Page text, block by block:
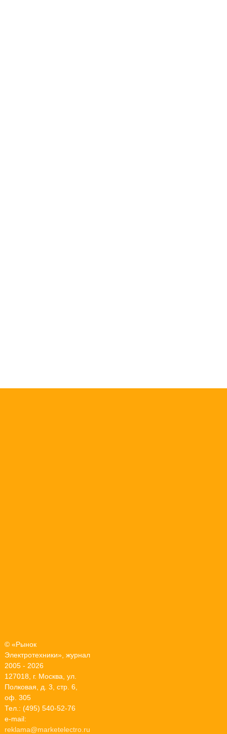
© «Рынок
Электротехники», журнал
2005 - 2026
127018, г. Москва, ул.
Полковая, д. 3, стр. 6,
оф. 305
Тел.: (495) 540-52-76
e-mail:
reklama@marketelectro.ru